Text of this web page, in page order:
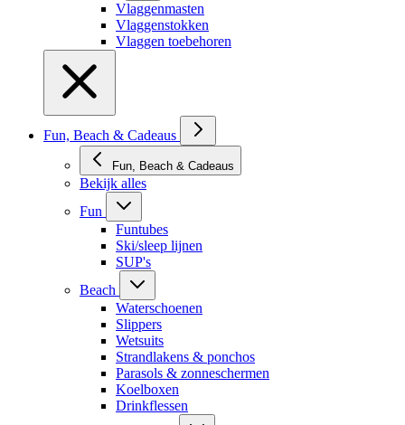
Vlaggenmasten
Vlaggenstokken
Vlaggen toebehoren
Fun, Beach & Cadeaus
Fun, Beach & Cadeaus
Bekijk alles
Fun
Funtubes
Ski/sleep lijnen
SUP's
Beach
Waterschoenen
Slippers
Wetsuits
Strandlakens & ponchos
Parasols & zonneschermen
Koelboxen
Drinkflessen